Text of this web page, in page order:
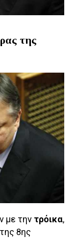
της
με την τρόικα,
της 8ης